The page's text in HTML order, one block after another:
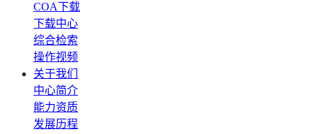
COA下载
下载中心
综合检索
操作视频
关于我们
中心简介
能力资质
发展历程